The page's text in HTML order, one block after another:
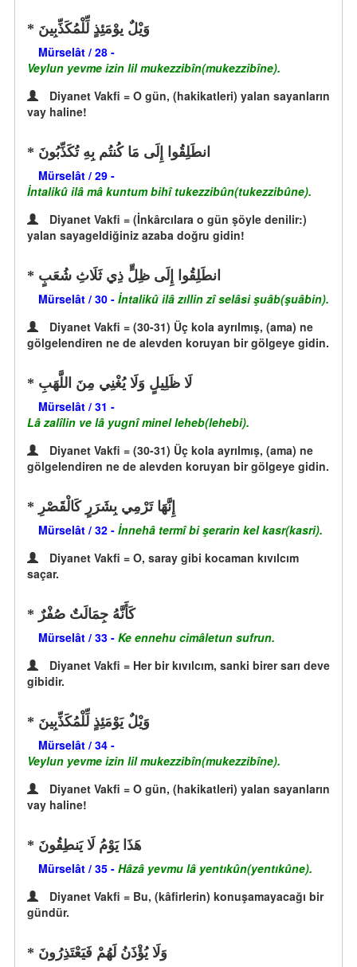
وَيْلٌ يوْمَئِذٍ لِّلْمُكَذِّبِينَ
Mürselât / 28 -
Veylun yevme izin lil mukezzibîn(mukezzibîne).
Diyanet Vakfi = O gün, (hakikatleri) yalan sayanların
vay haline!
انطَلِقُوا إِلَى مَا كُنتُم بِهِ تُكَذِّبُونَ
Mürselât / 29 -
İntalikû ilâ mâ kuntum bihî tukezzibûn(tukezzibûne).
Diyanet Vakfi = (İnkârcılara o gün şöyle denilir:)
yalan sayageldiğiniz azaba doğru gidin!
انطَلِقُوا إِلَى ظِلٍّ ذِي ثَلَاثِ شُعَبٍ
Mürselât / 30 - İntalikû ilâ zıllin zî selâsi şuâb(şuâbin).
Diyanet Vakfi = (30-31) Üç kola ayrılmış, (ama) ne
gölgelendiren ne de alevden koruyan bir gölgeye gidin.
لَا ظَلِيلٍ وَلَا يُغْنِي مِنَ اللَّهَبِ
Mürselât / 31 -
Lâ zalîlin ve lâ yugnî minel leheb(lehebi).
Diyanet Vakfi = (30-31) Üç kola ayrılmış, (ama) ne
gölgelendiren ne de alevden koruyan bir gölgeye gidin.
إِنَّهَا تَرْمِي بِشَرَرٍ كَالْقَصْرِ
Mürselât / 32 - İnnehâ termî bi şerarin kel kasr(kasri).
Diyanet Vakfi = O, saray gibi kocaman kıvılcım
saçar.
كَأَنَّهُ جِمَالَتٌ صُفْرٌ
Mürselât / 33 - Ke ennehu cimâletun sufrun.
Diyanet Vakfi = Her bir kıvılcım, sanki birer sarı deve
gibidir.
وَيْلٌ يَوْمَئِذٍ لِّلْمُكَذِّبِينَ
Mürselât / 34 -
Veylun yevme izin lil mukezzibîn(mukezzibîne).
Diyanet Vakfi = O gün, (hakikatleri) yalan sayanların
vay haline!
هَذَا يَوْمُ لَا يَنطِقُونَ
Mürselât / 35 - Hâzâ yevmu lâ yentıkûn(yentıkûne).
Diyanet Vakfi = Bu, (kâfirlerin) konuşamayacağı bir
gündür.
وَلَا يُؤْذَنُ لَهُمْ فَيَعْتَذِرُونَ